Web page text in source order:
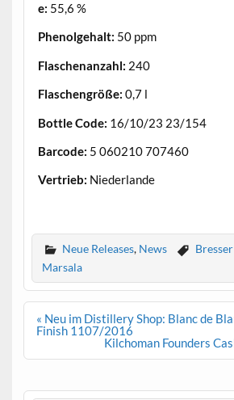
e: 55,6 %
Phenolgehalt: 50 ppm
Flaschenanzahl: 240
Flaschengröße: 0,7 l
Bottle Code: 16/10/23 23/154
Barcode: 5 060210 707460
Vertrieb: Niederlande
Neue Releases, News
Marsala
Beitrags-
Navigation
« Neu im Distillery Shop: Blanc de
Finish 1107/2016
Kilchoman Founders